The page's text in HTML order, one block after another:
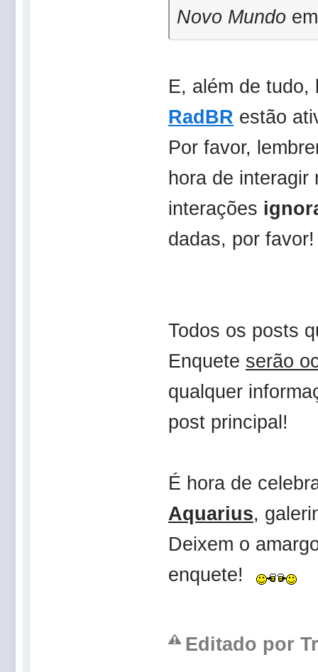
Novo Mundo
E, além de
RadBR estão
Por favor,
hora de interagir
interações
dadas, por
Todos os posts
Enquete serão
qualquer
post principal!
É hora de
Aquarius,
Deixem o
enquete!
Editado por